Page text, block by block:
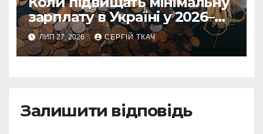
зарплату в Україні у 2026–
2027 роках
ЛИП 27, 2026 СЕРГІЙ ТКАЧ
Залишити відповідь